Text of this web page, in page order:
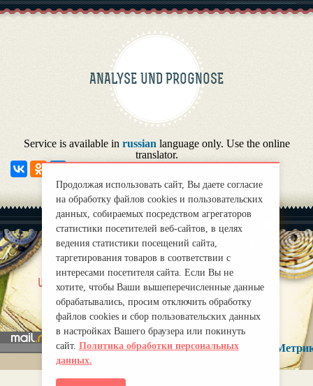
ANALYSE UND PROGNOSE
Service is available in russian language only. Use the online
translator.
uber uns
Правила
mirprognoz@mail.ru
Продолжая использовать сайт, Вы даете согласие
на обработку файлов cookies и пользовательских
данных, собираемых посредством агрегаторов
статистики посетителей веб-сайтов, в целях
ведения статистики посещений сайта,
таргетирования товаров в соответствии с
интересами посетителя сайта. Если Вы не
хотите, чтобы Ваши вышеперечисленные данные
обрабатывались, просим отключить обработку
файлов cookies и сбор пользовательских данных
в настройках Вашего браузера или покинуть
сайт. Политика обработки персональных
данных.